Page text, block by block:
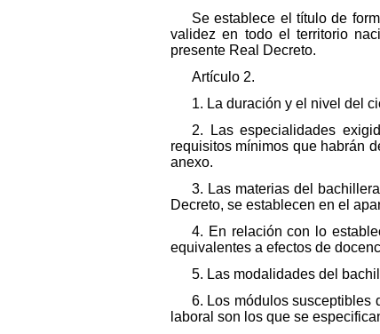
Se establece el título de
validez en todo el territorio
presente Real Decreto.
Artículo 2.
1. La duración y el nivel del
2. Las especialidades
requisitos mínimos que habrán
anexo.
3. Las materias del
Decreto, se establecen en el
4. En relación con lo
equivalentes a efectos de
5. Las modalidades del
6. Los módulos susceptibles
laboral son los que se